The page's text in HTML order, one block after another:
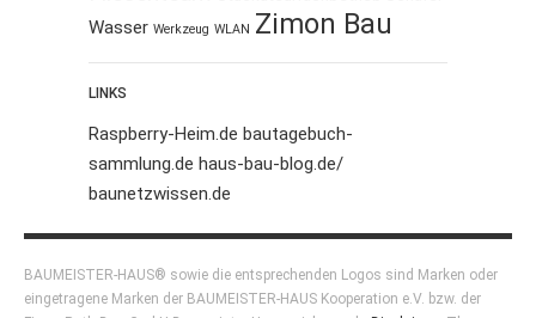
Wasser Werkzeug WLAN Zimon Bau
LINKS
Raspberry-Heim.de bautagebuch-
sammlung.de haus-bau-blog.de/
baunetzwissen.de
BAUMEISTER-HAUS® sowie die entsprechenden Logos sind Marken oder
eingetragene Marken der BAUMEISTER-HAUS Kooperation e.V. bzw. der